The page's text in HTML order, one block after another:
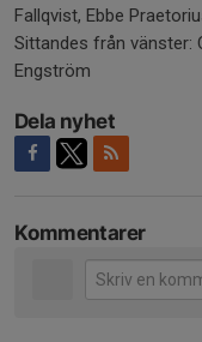
Fallqvist, Ebbe
Sittandes från vänster:
Engström
Dela nyhet
Kommentarer